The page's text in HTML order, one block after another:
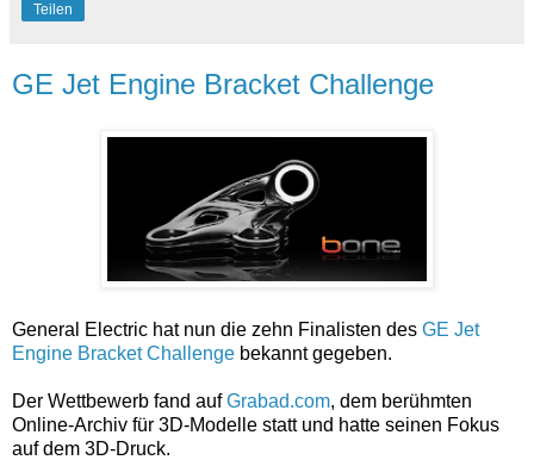
Teilen
GE Jet Engine Bracket Challenge
General Electric hat nun die zehn Finalisten des GE Jet
Engine Bracket Challenge bekannt gegeben.
Der Wettbewerb fand aufGrabad.com, dem berühmten
Online-Archiv für 3D-Modelle statt und hatte seinen Fokus
auf dem 3D-Druck.